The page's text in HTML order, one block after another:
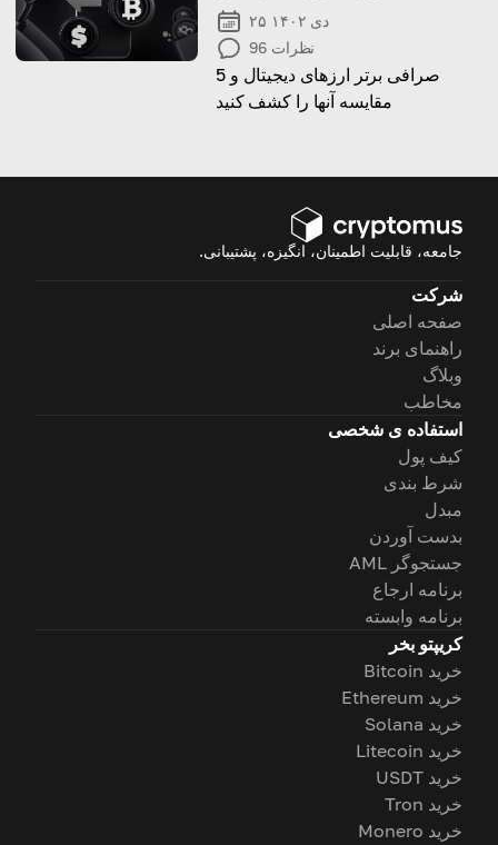
۲۵ دی ۱۴۰۲
96 نظرات
5 صرافی برتر ارزهای دیجیتال و
مقایسه آنها را کشف کنید
جامعه، قابلیت اطمینان، انگیزه، پشتیبانی.
شرکت
صفحه اصلی
راهنمای برند
وبلاگ
مخاطب
استفاده ی شخصی
کیف پول
شرط بندی
مبدل
بدست آوردن
جستجوگر AML
برنامه ارجاع
برنامه وابسته
کریپتو بخر
خرید Bitcoin
خرید Ethereum
خرید Solana
خرید Litecoin
خرید USDT
خرید Tron
خرید Monero